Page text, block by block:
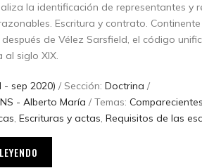
la identificación de representantes y
Escritura y contrato.
de Vélez Sarsfield, el código
al siglo XIX.
- sep 2020) / Sección: Doctrina /
- Alberto María / Temas:
, Escrituras y actas, Requisitos de las